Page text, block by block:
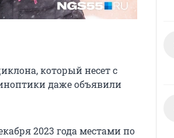
который несет с
даже объявили
2023 года местами по